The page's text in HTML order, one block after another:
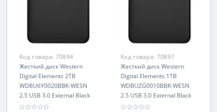
Код товара: 70894
Жесткий диск Western
Digital Elements 2TB
WDBU6Y0020BBK-WESN
2.5 USB 3.0 External Black
Код товара: 70897
Жесткий диск Western
Digital Elements 1TB
WDBUZG0010BBK-WESN
2.5 USB 3.0 External Black